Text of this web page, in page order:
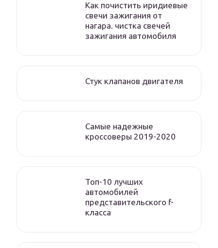
Как почистить иридиевые
свечи зажигания от
нагара. чистка свечей
зажигания автомобиля
Стук клапанов двигателя
Самые надежные
кроссоверы 2019-2020
Топ-10 лучших
автомобилей
представительского f-
класса